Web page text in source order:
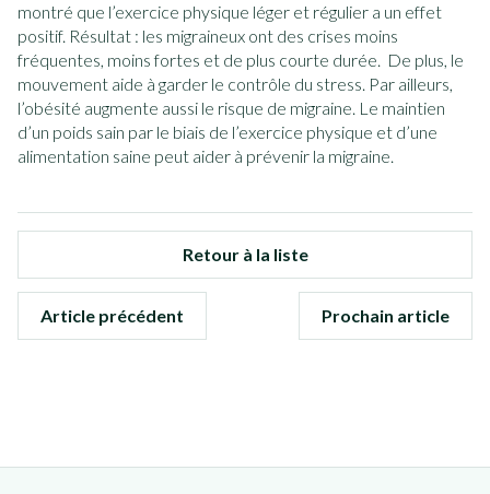
montré que l’exercice physique léger et régulier a un effet
positif. Résultat : les migraineux ont des crises moins
fréquentes, moins fortes et de plus courte durée. De plus, le
mouvement aide à garder le contrôle du stress. Par ailleurs,
l’obésité augmente aussi le risque de migraine. Le maintien
d’un poids sain par le biais de l’exercice physique et d’une
alimentation saine peut aider à prévenir la migraine.
Retour à la liste
Article précédent Prochain article